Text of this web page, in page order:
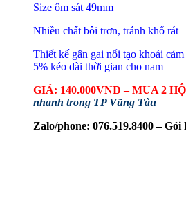
Size ôm sát 49mm
Nhiều chất bôi trơn, tránh khố rát
Thiết kế gân gai nổi tạo khoái
5% kéo dài thời gian cho nam
GIÁ: 140.000VNĐ – MUA 2
nhanh trong TP Vũng Tàu
Zalo/phone: 076.519.8400 –